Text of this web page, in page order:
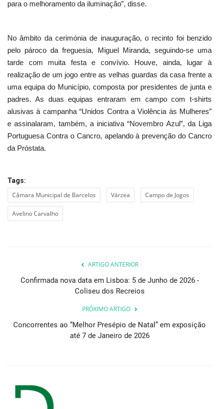
para o melhoramento da iluminação”, disse.
No âmbito da cerimónia de inauguração, o recinto foi benzido
pelo pároco da freguesia, Miguel Miranda, seguindo-se uma
tarde com muita festa e convívio. Houve, ainda, lugar à
realização de um jogo entre as velhas guardas da casa frente a
uma equipa do Município, composta por presidentes de junta e
padres. As duas equipas entraram em campo com t-shirts
alusivas à campanha “Unidos Contra a Violência às Mulheres”
e assinalaram, também, a iniciativa “Novembro Azul”, da Liga
Portuguesa Contra o Cancro, apelando à prevenção do Cancro
da Próstata.
Tags:
Câmara Municipal de Barcelos Várzea Campo de Jogos
Avelino Carvalho
ARTIGO ANTERIOR
Confirmada nova data em Lisboa: 5 de Junho de 2026 -
Coliseu dos Recreios
PRÓXIMO ARTIGO
Concorrentes ao “Melhor Presépio de Natal” em exposição
até 7 de Janeiro de 2026